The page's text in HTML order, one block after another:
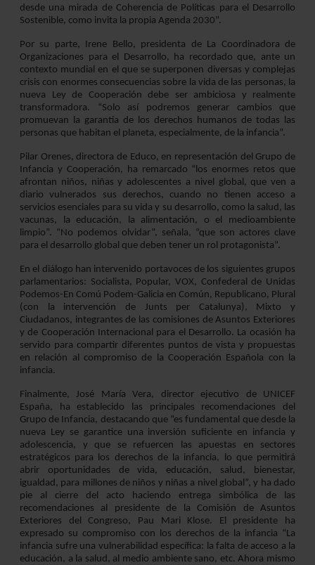
desde una mirada de Coherencia de Políticas para el Desarrollo
Sostenible, como invita la propia Agenda 2030”.
Por su parte, Irene Bello, presidenta de La Coordinadora de
Organizaciones para el Desarrollo, ha recordado que, ante un
contexto mundial en el que se superponen diversas y complejas
crisis con enormes consecuencias sobre la vida de las personas, la
nueva Ley de Cooperación debe ser ambiciosa y realmente
transformadora. “Solo así podremos generar cambios que
promuevan la garantía de los derechos humanos de todas las
personas que habitan el planeta, especialmente, de la infancia”.
Pilar Orenes, directora de Educo, en representación del Grupo de
Infancia y Cooperación, ha remarcado “los enormes retos que
afrontan niños, niñas y adolescentes a nivel global, que ven a
diario vulnerados sus derechos, cuando no tienen acceso a
servicios esenciales para su vida y su desarrollo, como la salud, las
vacunas, la educación, la alimentación, o el medioambiente
limpio”. “No podemos olvidar”, señala, “que son actores clave
para el desarrollo global que deben tener un rol protagonista”.
En el diálogo han intervenido portavoces de los siguientes grupos
parlamentarios: Socialista, Popular, VOX, Confederal de Unidas
Podemos-En Comú Podem-Galicia en Común, Republicano, Plural
(con la intervención de Junts per Catalunya), Mixto y
Ciudadanos, integrantes de las comisiones de Asuntos Exteriores
y de Cooperación Internacional para el Desarrollo. La ocasión ha
servido para compartir diferentes puntos de vista y propuestas
en relación al compromiso de la Cooperación Española con la
infancia.
Finalmente, José María Vera, director ejecutivo de UNICEF
España, ha establecido las principales recomendaciones del
Grupo de Infancia, destacando que “es fundamental que desde la
nueva Ley se garantice una inversión suficiente en infancia y
adolescencia, y que se refuercen las apuestas en sectores
estratégicos para los derechos de la infancia, lo que permitirá
abrir oportunidades de vida, educación, salud, bienestar,
igualdad, para millones de niños y niñas a nivel global”, y ha dado
pie al cierre del acto haciendo entrega simbólica de las
recomendaciones al presidente de la Comisión de Asuntos
Exteriores del Congreso, Pau Mari Klose. El presidente ha
expresado su compromiso con los derechos de la infancia “La
infancia sufre una vulnerabilidad específica: la falta de acceso a la
educación, a la salud, al medio ambiente sano, etc. Ahora mismo